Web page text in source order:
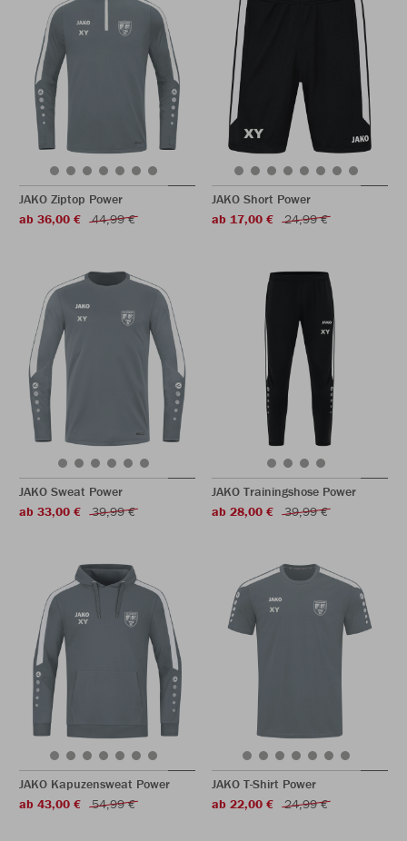
JAKO Ziptop Power
ab 36,00 €
44,99 €
JAKO Short Power
ab 17,00 €
24,99 €
JAKO Sweat Power
ab 33,00 €
39,99 €
JAKO Trainingshose Power
ab 28,00 €
39,99 €
JAKO Kapuzensweat Power
ab 43,00 €
54,99 €
JAKO T-Shirt Power
ab 22,00 €
24,99 €